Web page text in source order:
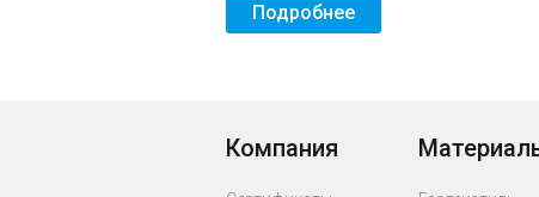
Подробнее
Компания